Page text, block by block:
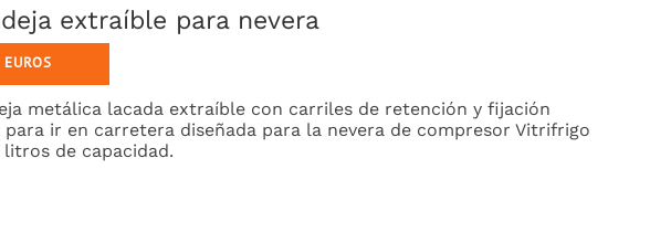
extraíble para nevera
metálica lacada extraíble con carriles de retención y fijación
para ir en carretera diseñada para la nevera de compresor Vitrifrigo
litros de capacidad.